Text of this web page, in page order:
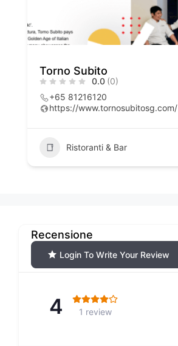
Torno Subito
0.0 (0)
+65 81216120
https://www.tornosubitosg.com/
Ristoranti & Bar
Recensione
Login To Write Your Review
4 1 review